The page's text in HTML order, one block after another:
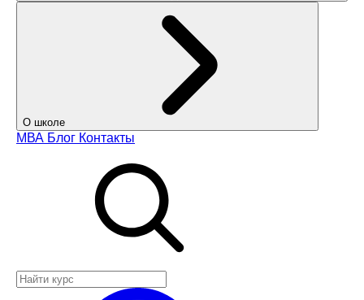
О школе
МВА Блог Контакты